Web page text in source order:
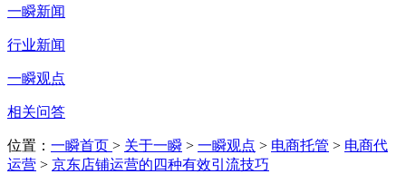
一瞬新闻
行业新闻
一瞬观点
相关问答
位置： 一瞬首页 > 关于一瞬 > 一瞬观点 > 电商托管 > 电商代
运营 > 京东店铺运营的四种有效引流技巧